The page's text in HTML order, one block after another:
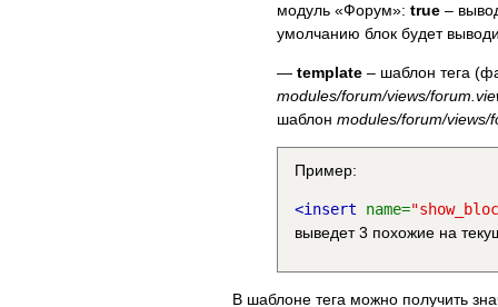
модуль «Форум»: true –
умолчанию блок будет
— template – шаблон тега
modules/forum/views/
шаблон modules/forum/views/
Пример:
<insert name=
выведет 3 похожие на
В шаблоне тега можно получить